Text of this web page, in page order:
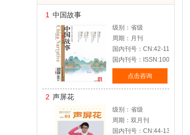
1 中国故事
级别：省级
周期：月刊
国内刊号：CN:42-1127/I
国内刊号：ISSN:1002-7564
点击咨询
2 声屏花
级别：省级
周期：双月刊
国内刊号：CN:44-1385/J